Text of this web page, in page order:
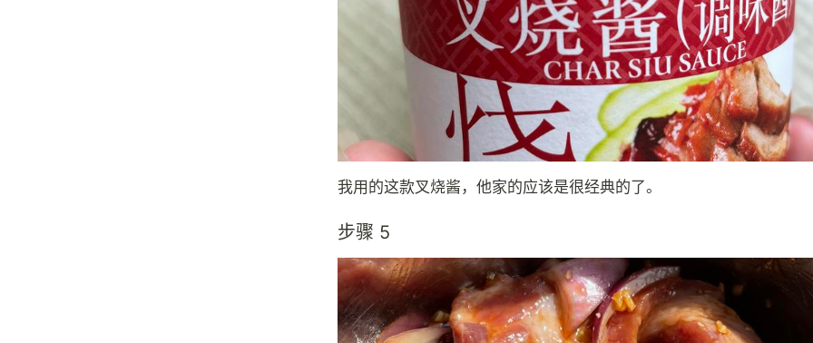
我用的这款叉烧酱，他家的应该是很经典的了。
步骤 5